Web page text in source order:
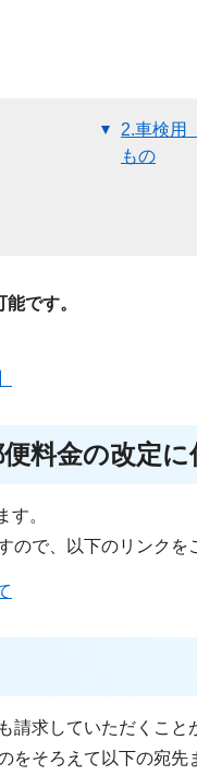
2.車検用
もの
です。
料金の改定に
す。
で、以下のリンクを
求していただくこと
をそろえて以下の宛先